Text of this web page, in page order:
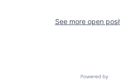
See more open
Powered